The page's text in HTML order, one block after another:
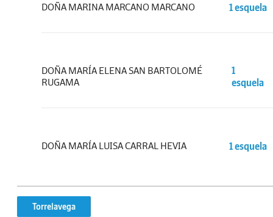
DOÑA MARINA MARCANO MARCANO 1 esquela
DOÑA MARÍA ELENA SAN BARTOLOMÉ
RUGAMA
1
esquela
DOÑA MARÍA LUISA CARRAL HEVIA 1 esquela
Torrelavega